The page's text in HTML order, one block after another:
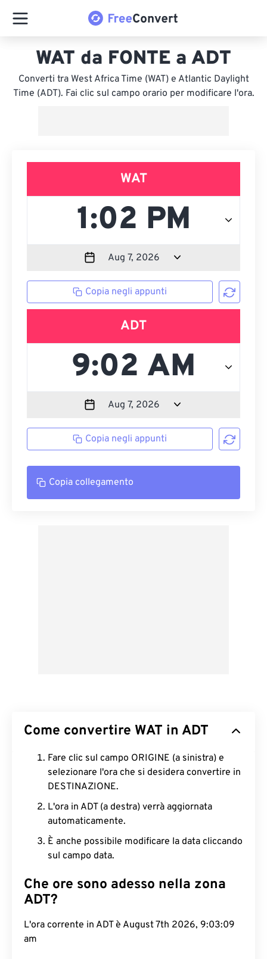
WAT da FONTE a ADT
Converti tra West Africa Time (WAT) e Atlantic Daylight
Time (ADT). Fai clic sul campo orario per modificare l'ora.
WAT
Copia negli appunti
ADT
Copia negli appunti
Copia collegamento
Come convertire WAT in ADT
Fare clic sul campo ORIGINE (a sinistra) e
selezionare l'ora che si desidera convertire in
DESTINAZIONE.
L'ora in ADT (a destra) verrà aggiornata
automaticamente.
È anche possibile modificare la data cliccando
sul campo data.
Che ore sono adesso nella zona
ADT?
L'ora corrente in ADT è August 7th 2026, 9:03:10
am